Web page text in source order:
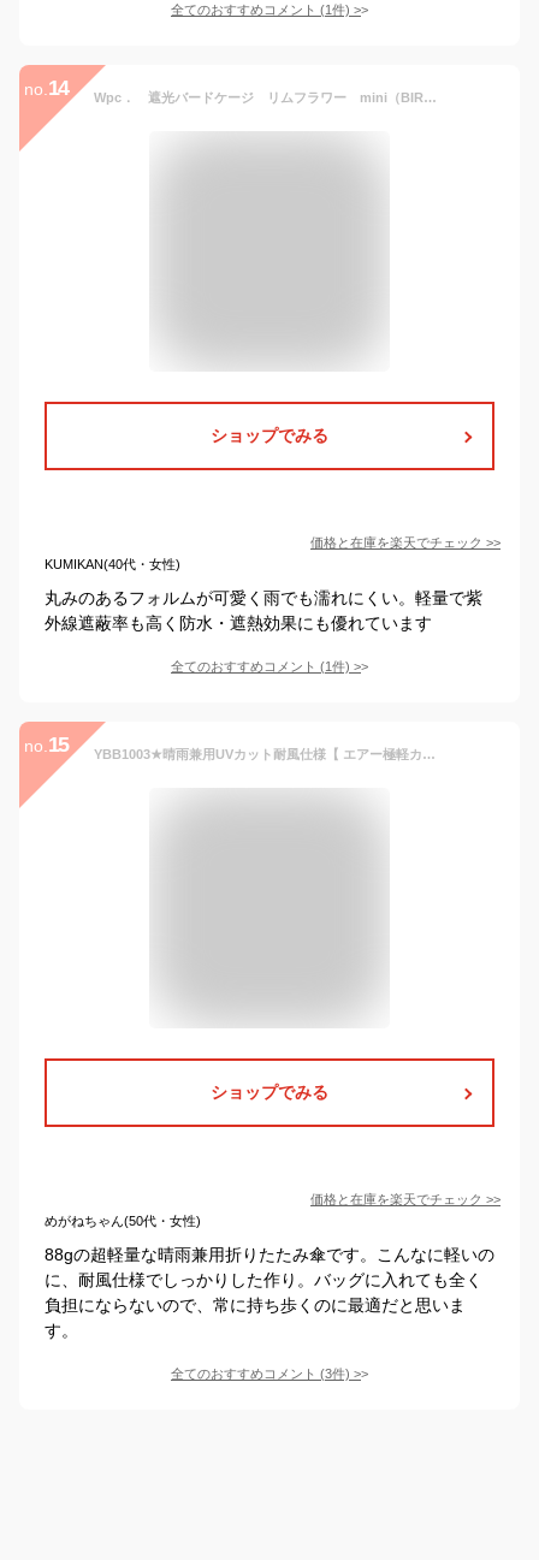
全てのおすすめコメント (1件) >
no. 14 Wpc． 遮光バードケージ リムフラワー mini（BIRD CAGE RIM FLOWER mini 801-2113 折りたたみ傘 晴雨兼用 コンパクト 軽量 レディース 日傘 雨傘）【送料無料 あす楽】
ショップでみる
価格と在庫を楽天でチェック >>
KUMIKAN(40代・女性)
丸みのあるフォルムが可愛く雨でも濡れにくい。軽量で紫
外線遮蔽率も高く防水・遮熱効果にも優れています
全てのおすすめコメント (1件) >
no. 15 YBB1003★晴雨兼用UVカット耐風仕様【 エアー極軽カーボAirAmane 折りたたみ傘 】AmaneAir超軽量88g50cmujipindot ピンドットコンパクトミニ折り畳み傘携帯折傘アウトドア登山キッズめちゃ軽メンズレディースーパーミニ傘 通勤通学 旅行 ランドセル子供 日傘
ショップでみる
価格と在庫を楽天でチェック >>
めがねちゃん(50代・女性)
88gの超軽量な晴雨兼用折りたたみ傘です。こんなに軽いの
に、耐風仕様でしっかりした作り。バッグに入れても全く
負担にならないので、常に持ち歩くのに最適だと思いま
す。
全てのおすすめコメント (3件) >